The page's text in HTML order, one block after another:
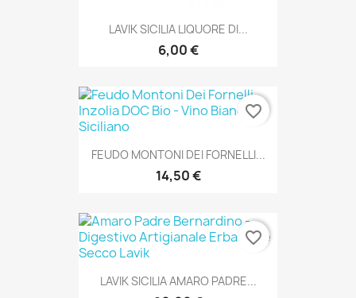
LAVIK SICILIA LIQUORE DI...
6,00 €
FEUDO MONTONI DEI FORNELLI...
14,50 €
favorite_border
LAVIK SICILIA AMARO PADRE...
favorite_border